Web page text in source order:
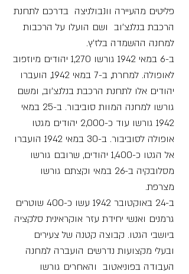
פליטים מהעיירה וונבולניצה בדרכם לתחנת
הרכבת בנלנצ'וב ושם הועלו על הרכבות
למחנה ההשמדה בלז'ץ.
ב-6 במאי 1942 גורשו 1,270 יהודים מיוזפוב
לאופולה. למחרת, ב-7 במאי 1942, הועברו
יהודים אלו לתחנת הרכבת בנלנצ'וב, ומשם
גורשו למחנה המוות סוביבור. ב-25 במאי
1942 גורשו עוד כ-2,000 יהודים מגטו
אופולה לסוביבור. ב-30 במאי 1942 הועברו
אל הגטו כ-1,400 יהודים, שרובם גורשו
מסלובקיה ב-26 במאי וקצתם גורשו
מצרפת.
ב-24 באוקטובר 1942 עשו כ-400 שוטרים
גרמנים ואנשי יחידת עזר אוקראינית סלקציה
ביושבי הגטו. קבוצה קטנה של צעירים
ובעלי מקצועות נדרשים הועברה למחנה
העבודה בפוניאטוב והאחרים גורשו